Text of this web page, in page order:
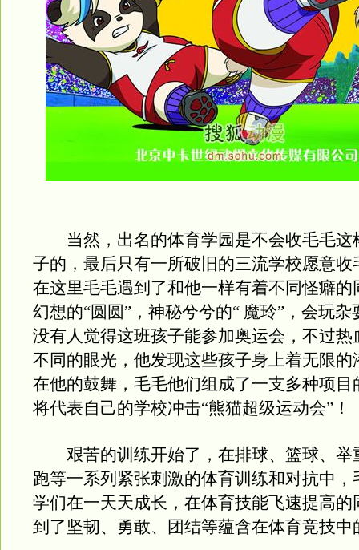
当然，出名的体育学园是不会收毛毛这
子的，最后只有一所破旧的三流学校愿意收
在这里毛毛遇到了和他一样有着不同怪癖的
幻想的“圆圆”，神秘兮兮的“ 魔玲”，会玩杂
没有人觉得这班孩子能参加奥运会，不过热
不同的眼光，他发现这些孩子身上着无限的
在他的鼓舞，毛毛他们组成了一支多种项目
将代表自己的学校冲击“熊猫超级运动会”！
艰苦的训练开始了，在排球、篮球、举
跑等一系列紧张刺激的体育训练和对抗中，
学们在一天天成长，在体育技能飞速提高的
到了坚韧、勇敢、团结等蕴含在体育竞技中